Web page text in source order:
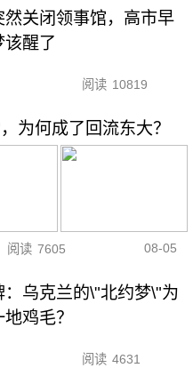
然关闭领事馆，高市早
该醒了
阅读 10819
为何成了回流东大？
阅读 7605 08-05
：乌克兰的\"北约梦\"为
鸡毛？
阅读 4631